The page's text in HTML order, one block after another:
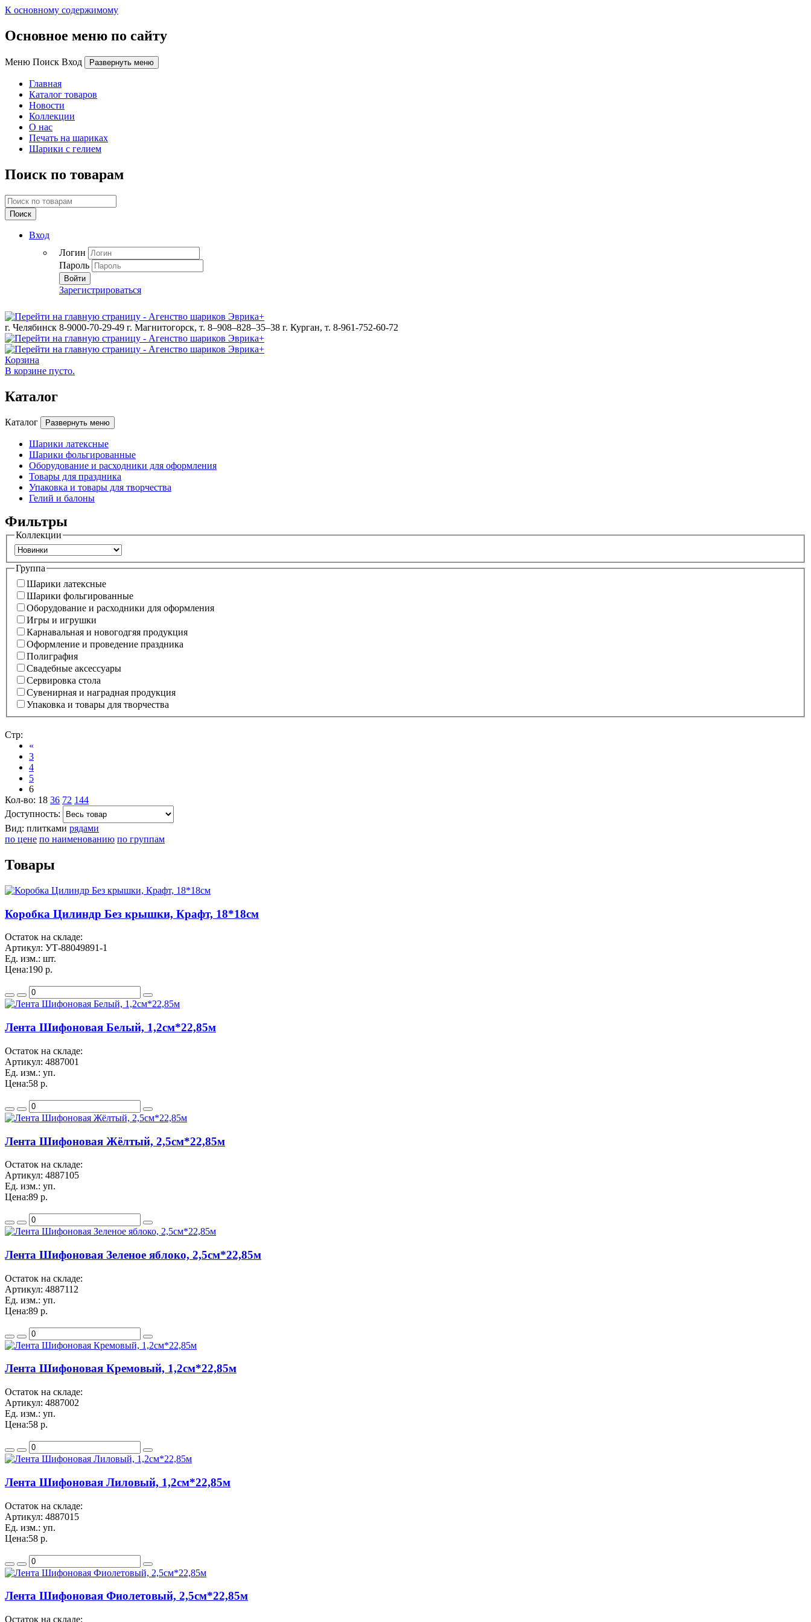
К основному содержимому
Основное меню по сайту
Меню Поиск Вход Развернуть меню
Главная
Каталог товаров
Новости
Коллекции
О нас
Печать на шариках
Шарики с гелием
Поиск по товарам
Поиск
Вход
Логин
Пароль
Войти
Зарегистрироваться
г. Челябинск 8-9000-70-29-49 г. Магнитогорск, т. 8–908–828–35–38 г. Курган, т. 8-961-752-60-72
Корзина
В корзине пусто.
Каталог
Каталог Развернуть меню
Шарики латексные
Шарики фольгированные
Оборудование и расходники для оформления
Товары для праздника
Упаковка и товары для творчества
Гелий и балоны
Фильтры
Коллекции
Группа
Шарики латексные
Шарики фольгированные
Оборудование и расходники для оформления
Игры и игрушки
Карнавальная и новогодгяя продукция
Оформление и проведение праздника
Полиграфия
Свадебные аксессуары
Сервировка стола
Сувенирная и наградная продукция
Упаковка и товары для творчества
Стр:
«
3
4
5
6
Кол-во: 18 36 72 144
Доступность:
Вид: плитками рядами
по цене по наименованию по группам
Товары
Коробка Цилиндр Без крышки, Крафт, 18*18см
Остаток на складе:
Артикул: УТ-88049891-1
Ед. изм.: шт.
Цена:190 р.
Лента Шифоновая Белый, 1,2см*22,85м
Остаток на складе:
Артикул: 4887001
Ед. изм.: уп.
Цена:58 р.
Лента Шифоновая Жёлтый, 2,5см*22,85м
Остаток на складе:
Артикул: 4887105
Ед. изм.: уп.
Цена:89 р.
Лента Шифоновая Зеленое яблоко, 2,5см*22,85м
Остаток на складе:
Артикул: 4887112
Ед. изм.: уп.
Цена:89 р.
Лента Шифоновая Кремовый, 1,2см*22,85м
Остаток на складе:
Артикул: 4887002
Ед. изм.: уп.
Цена:58 р.
Лента Шифоновая Лиловый, 1,2см*22,85м
Остаток на складе:
Артикул: 4887015
Ед. изм.: уп.
Цена:58 р.
Лента Шифоновая Фиолетовый, 2,5см*22,85м
Остаток на складе: